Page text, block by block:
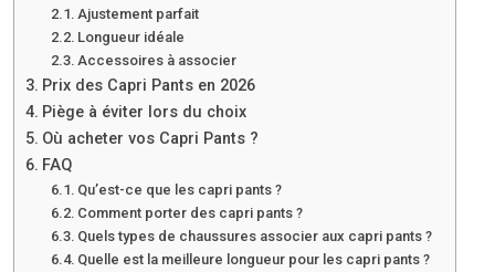
Ajustement parfait
Longueur idéale
Accessoires à associer
Prix des Capri Pants en 2026
Piège à éviter lors du choix
Où acheter vos Capri Pants ?
FAQ
Qu’est-ce que les capri pants ?
Comment porter des capri pants ?
Quels types de chaussures associer aux capri pants ?
Quelle est la meilleure longueur pour les capri pants ?